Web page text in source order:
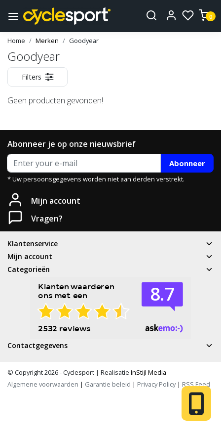
0
Home Merken Goodyear
Goodyear
Filters
Geen producten gevonden!
Abonneer je op onze nieuwsbrief
Abonneer
* Uw persoonsgegevens worden niet aan derden verstrekt.
Mijn account
Vragen?
Klantenservice
Mijn account
Categorieën
Contactgegevens
© Copyright 2026 - Cyclesport | Realisatie InStijl Media
Algemene voorwaarden | Garantie beleid | Privacy Policy| RSS Feed